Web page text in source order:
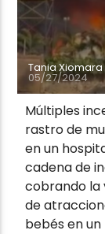
Tania
05/27/2024
Múltiples
rastro de
en un
cadena de
cobrando la
de
bebés en